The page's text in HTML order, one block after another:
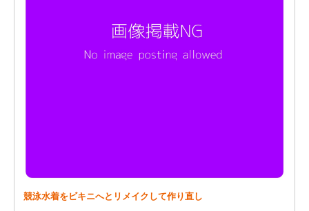
競泳水着をビキニへとリメイクして作り直し